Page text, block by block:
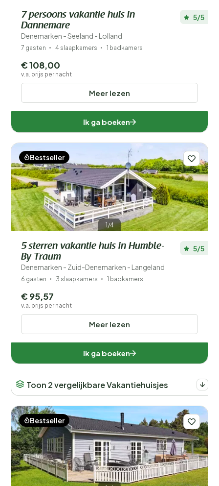
7 persoons vakantie huis in
Dannemare
Denemarken - Seeland - Lolland
5/5
7 gasten 4 slaapkamers 1 badkamers
Meer lezen
€ 108,00
v.a. prijs per nacht
Ik ga boeken
1/4
Bestseller
5 sterren vakantie huis in Humble-
By Traum
Denemarken - Zuid-Denemarken - Langeland
5/5
6 gasten 3 slaapkamers 1 badkamers
Meer lezen
€ 95,57
v.a. prijs per nacht
Ik ga boeken
Toon 2 vergelijkbare Vakantiehuisjes
Bestseller